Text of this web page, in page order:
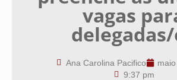
vagas
Ana Carolina Pacifico
9:37 pm